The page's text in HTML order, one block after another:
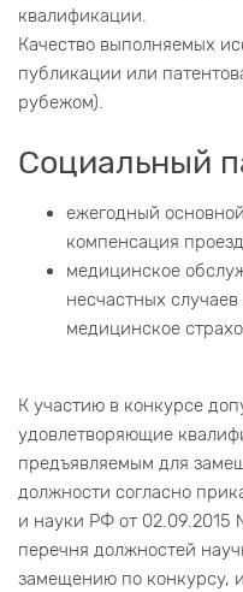
квалификации.
Качество выполняемых
публикации или
рубежом).
Социальный
ежегодный
компенсация
медицинское
несчастных
медицинское
К участию в конкурсе
удовлетворяющие
предъявляемым для
должности согласно
и науки РФ от
перечня должностей
замещению по конкурсу,